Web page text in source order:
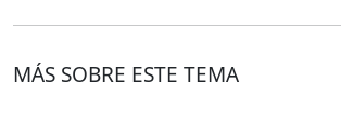
MÁS SOBRE ESTE TEMA